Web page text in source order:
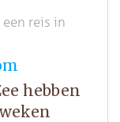
reis in
hebben